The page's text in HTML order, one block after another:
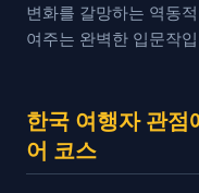
변화를 갈망하는 역동
여주는 완벽한 입문작
한국 여행자 관점
어 코스